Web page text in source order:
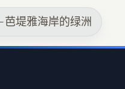
芭堤雅海岸的绿洲